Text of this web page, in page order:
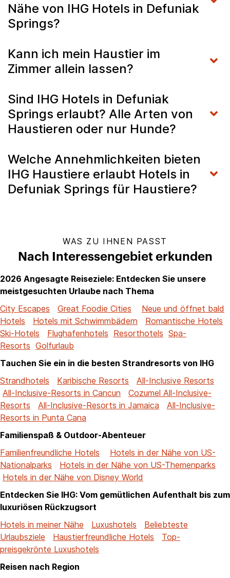
Nähe von IHG Hotels in Defuniak
Springs?
Kann ich mein Haustier im
Zimmer allein lassen?
Sind IHG Hotels in Defuniak
Springs erlaubt? Alle Arten von
Haustieren oder nur Hunde?
Welche Annehmlichkeiten bieten
IHG Haustiere erlaubt Hotels in
Defuniak Springs für Haustiere?
WAS ZU IHNEN PASST
Nach Interessengebiet erkunden
2026 Angesagte Reiseziele: Entdecken Sie unsere
meistgesuchten Urlaube nach Thema
City Escapes
Great Foodie Cities
Neue und öffnet bald
Hotels
Hotels mit Schwimmbädern
Romantische Hotels
Ski-Hotels
Flughafenhotels Resorthotels Spa-
Resorts Golfurlaub
Tauchen Sie ein in die besten Strandresorts von IHG
Strandhotels
Karibische Resorts
All-Inclusive Resorts
All-Inclusive-Resorts in Cancun
Cozumel All-Inclusive-
Resorts
All-Inclusive-Resorts in Jamaica
All-Inclusive-
Resorts in Punta Cana
Familienspaß & Outdoor-Abenteuer
Familienfreundliche Hotels
Hotels in der Nähe von US-
Nationalparks
Hotels in der Nähe von US-Themenparks
Hotels in der Nähe von Disney World
Entdecken Sie IHG: Vom gemütlichen Aufenthalt bis zum
luxuriösen Rückzugsort
Hotels in meiner Nähe
Luxushotels
Beliebteste
Urlaubsziele
Haustierfreundliche Hotels
Top-
preisgekrönte Luxushotels
Reisen nach Region